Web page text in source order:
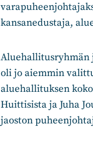
kansanedustaja,
Aluehallitusryhmän
oli jo aiemmin
aluehallituksen
Huittisista ja Juha
jaoston